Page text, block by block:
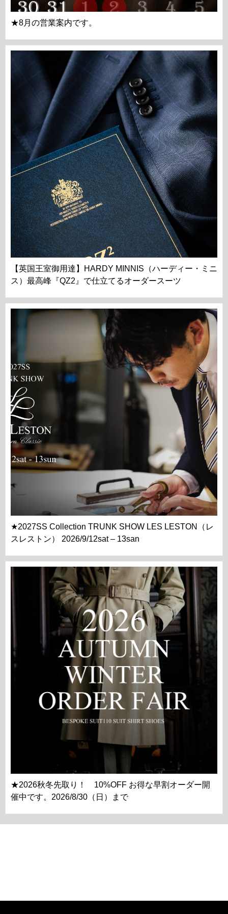
★8月の営業案内です。
【英国王室御用達】HARDY MINNIS（ハーディー・ミニ
ス）最高峰『QZ2』で仕立てるオーダースーツ
★2027SS Collection TRUNK SHOW LES LESTON（レ
スレストン） 2026/9/12sat – 13san
★2026秋冬先取り！ 10%OFF お得な早割オーダー開
催中です。2026/8/30（日）まで